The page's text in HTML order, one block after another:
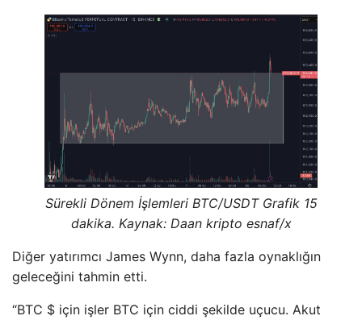
Sürekli Dönem İşlemleri BTC/USDT Grafik 15
dakika. Kaynak: Daan kripto esnaf/x
Diğer yatırımcı James Wynn, daha fazla oynaklığın
geleceğini tahmin etti.
“BTC $ için işler BTC için ciddi şekilde uçucu. Akut